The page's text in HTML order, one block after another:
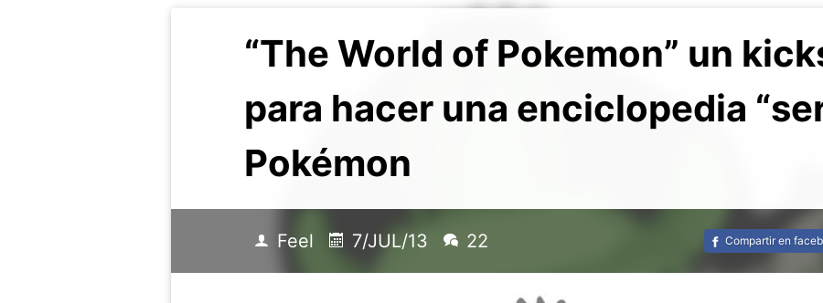
“The World of Pokemon” un
para hacer una enciclopedia
Pokémon
Feel 7/JUL/13 22 Compartir en